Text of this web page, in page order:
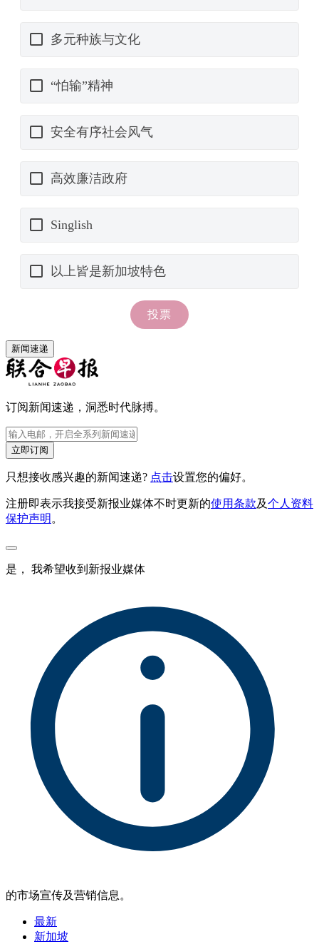
新闻速递
订阅新闻速递，洞悉时代脉搏。
立即订阅
只想接收感兴趣的新闻速递? 点击设置您的偏好。
注册即表示我接受新报业媒体不时更新的使用条款及个人资料
保护声明 。
是， 我希望收到新报业媒体
的市场宣传及营销信息。
最新
新加坡